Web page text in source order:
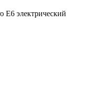
E6 электрический